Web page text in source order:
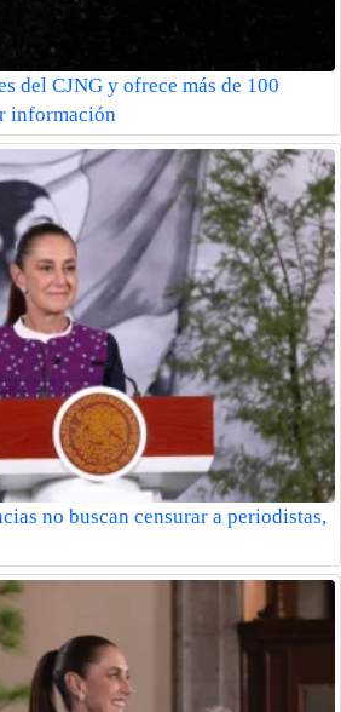
del CJNG y ofrece más de 100
información
no buscan censurar a periodistas,